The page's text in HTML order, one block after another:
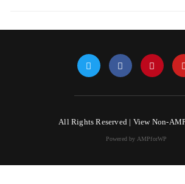
All Rights Reserved | View Non-
Powered by AMPforWP